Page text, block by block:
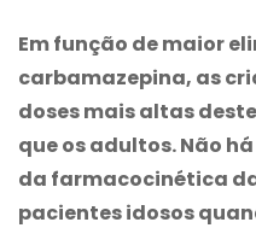
Em função de maior
carbamazepina, as
doses mais altas
que os adultos. Não
da farmacocinética
pacientes idosos